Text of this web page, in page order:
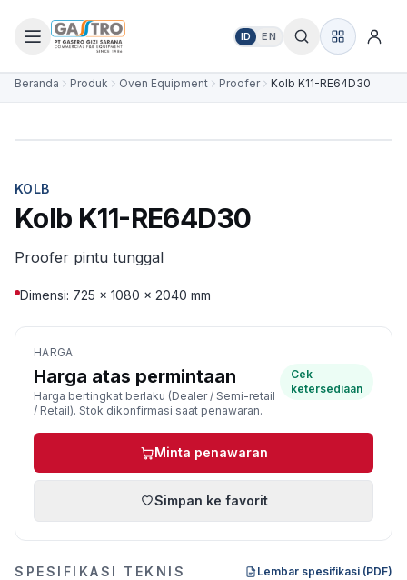
ID EN
Beranda Produk Oven Equipment Proofer Kolb K11-RE64D30
KOLB
Kolb K11-RE64D30
Proofer pintu tunggal
Dimensi: 725 × 1080 × 2040 mm
HARGA
Harga atas permintaan
Harga bertingkat berlaku (Dealer / Semi-retail
/ Retail). Stok dikonfirmasi saat penawaran.
Cek
ketersediaan
Minta penawaran
Simpan ke favorit
SPESIFIKASI TEKNIS Lembar spesifikasi (PDF)